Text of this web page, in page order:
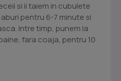
si ii taiem in cubulete
pentru 6-7 minute si
Intre timp, punem la
fara coaja, pentru 10